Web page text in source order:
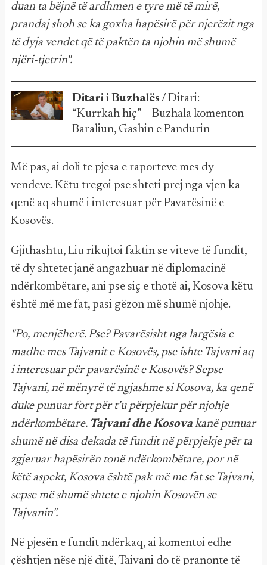
duan ta bëjnë të ardhmen e tyre më të mirë,
prandaj shoh se ka goxha hapësirë për njerëzit nga
të dyja vendet që të paktën ta njohin më shumë
njëri-tjetrin".
Ditari i Buzhalës / Ditari:
“Kurrkah hiç” – Buzhala komenton
Baraliun, Gashin e Pandurin
Më pas, ai doli te pjesa e raporteve mes dy
vendeve. Këtu tregoi pse shteti prej nga vjen ka
qenë aq shumë i interesuar për Pavarësinë e
Kosovës.
Gjithashtu, Liu rikujtoi faktin se viteve të fundit,
të dy shtetet janë angazhuar në diplomacinë
ndërkombëtare, ani pse siç e thotë ai, Kosova këtu
është më me fat, pasi gëzon më shumë njohje.
"Po, menjëherë. Pse? Pavarësisht nga largësia e
madhe mes Tajvanit e Kosovës, pse ishte Tajvani aq
i interesuar për pavarësinë e Kosovës? Sepse
Tajvani, në mënyrë të ngjashme si Kosova, ka qenë
duke punuar fort për t’u përpjekur për njohje
ndërkombëtare. Tajvani dhe Kosova kanë punuar
shumë në disa dekada të fundit në përpjekje për ta
zgjeruar hapësirën tonë ndërkombëtare, por në
këtë aspekt, Kosova është pak më me fat se Tajvani,
sepse më shumë shtete e njohin Kosovën se
Tajvanin".
Në pjesën e fundit ndërkaq, ai komentoi edhe
çështjen nëse një ditë, Taivani do të pranonte të